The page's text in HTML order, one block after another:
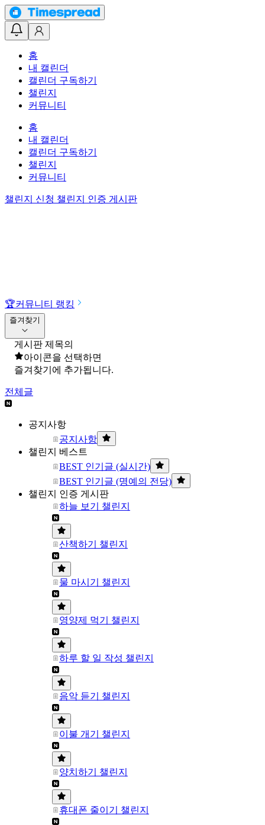
홈
내 캘린더
캘린더 구독하기
챌린지
커뮤니티
홈
내 캘린더
캘린더 구독하기
챌린지
커뮤니티
챌린지 신청 챌린지 인증 게시판
🏆커뮤니티 랭킹
즐겨찾기
게시판 제목의
아이콘을 선택하면
즐겨찾기에 추가됩니다.
전체글
공지사항
공지사항
챌린지 베스트
BEST 인기글 (실시간)
BEST 인기글 (명예의 전당)
챌린지 인증 게시판
하늘 보기 챌린지
산책하기 챌린지
물 마시기 챌린지
영양제 먹기 챌린지
하루 할 일 작성 챌린지
음악 듣기 챌린지
이불 개기 챌린지
양치하기 챌린지
휴대폰 줄이기 챌린지